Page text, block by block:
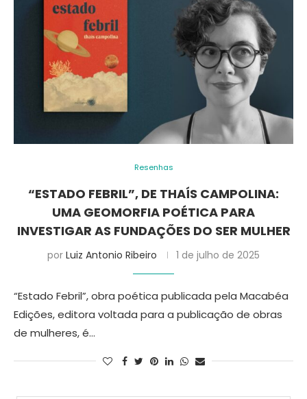
Resenhas
“ESTADO FEBRIL”, DE THAÍS CAMPOLINA:
UMA GEOMORFIA POÉTICA PARA
INVESTIGAR AS FUNDAÇÕES DO SER MULHER
por Luiz Antonio Ribeiro 1 de julho de 2025
“Estado Febril”, obra poética publicada pela Macabéa
Edições, editora voltada para a publicação de obras
de mulheres, é…